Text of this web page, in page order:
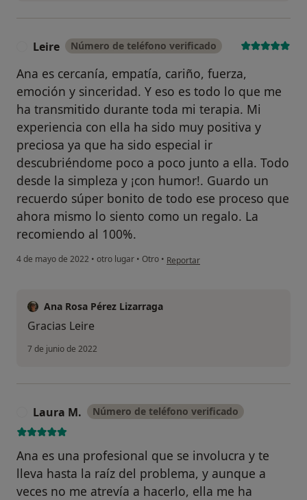
Leire Número de teléfono verificado
Ana es cercanía, empatía, cariño, fuerza,
emoción y sinceridad. Y eso es todo lo que me
ha transmitido durante toda mi terapia. Mi
experiencia con ella ha sido muy positiva y
preciosa ya que ha sido especial ir
descubriéndome poco a poco junto a ella. Todo
desde la simpleza y ¡con humor!. Guardo un
recuerdo súper bonito de todo ese proceso que
ahora mismo lo siento como un regalo. La
recomiendo al 100%.
4 de mayo de 2022 • otro lugar • Otro • en opinión del usuario Leire
Reportar
Ana Rosa Pérez Lizarraga
Gracias Leire
7 de junio de 2022
Laura M. Número de teléfono verificado
Ana es una profesional que se involucra y te
lleva hasta la raíz del problema, y aunque a
veces no me atrevía a hacerlo, ella me ha